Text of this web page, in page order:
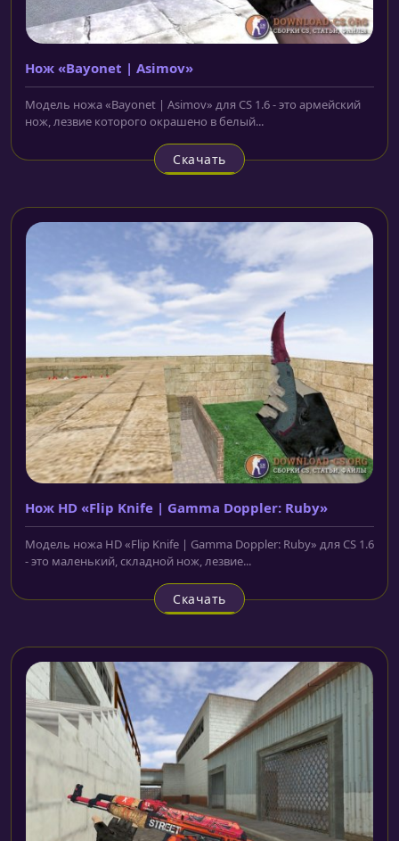
Нож «Bayonet | Asimov»
Модель ножа «Bayonet | Asimov» для CS 1.6 - это армейский
нож, лезвие которого окрашено в белый...
Скачать
Нож HD «Flip Knife | Gamma Doppler: Ruby»
Модель ножа HD «Flip Knife | Gamma Doppler: Ruby» для CS 1.6
- это маленький, складной нож, лезвие...
Скачать